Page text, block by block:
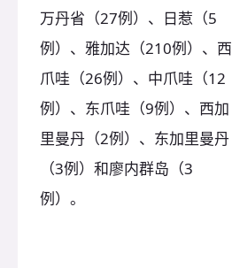
万丹省（27例）、日惹（5
例）、雅加达（210例）、西
爪哇（26例）、中爪哇（12
例）、东爪哇（9例）、西加
里曼丹（2例）、东加里曼丹
（3例）和廖内群岛（3
例）。